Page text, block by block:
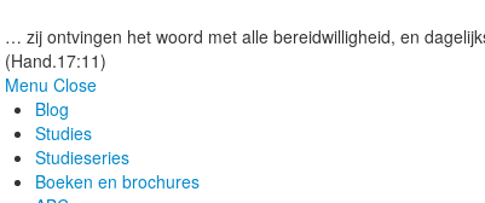
… zij ontvingen het woord met alle bereidwilligheid, en
(Hand.17:11)
Menu Close
Blog
Studies
Studieseries
Boeken en brochures